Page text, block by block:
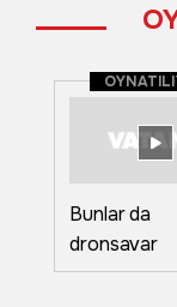
Bunlar da
dronsavar
köpekler!